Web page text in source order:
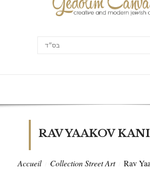
RAV YAAKOV
Accueil Collection Street Art Rav